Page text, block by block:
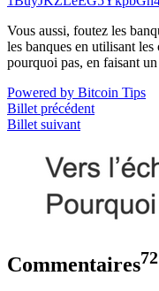
Vous aussi, foutez les
les banques en utilisant
pourquoi pas, en faisant
Powered by Bitcoin Tips
Billet précédent
Billet suivant
Commentaires72